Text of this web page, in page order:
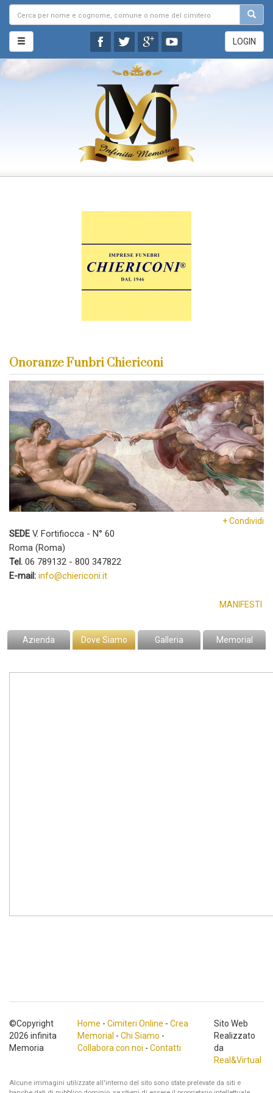
LOGIN
Onoranze Funbri Chiericoni
+ Condividi
SEDE V. Fortifiocca - N° 60
Roma (Roma)
Tel. 06 789132 - 800 347822
E-mail: info@chiericoni.it
MANIFESTI
Azienda Dove Siamo Galleria Memorial
©Copyright
2026 infinita
Memoria
Home - Cimiteri Online - Crea
Memorial - Chi Siamo -
Collabora con noi - Contatti
Sito Web
Realizzato
da
Real&Virtual
Alcune immagini utilizzate all'interno del sito sono state prelevate da siti e